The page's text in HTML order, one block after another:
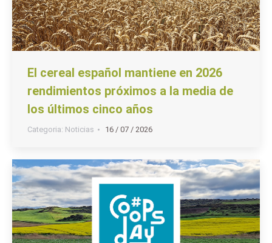
El cereal español mantiene en 2026
rendimientos próximos a la media de
los últimos cinco años
Categoria: Noticias 16 / 07 / 2026